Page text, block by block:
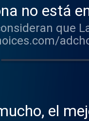
no está
que
el